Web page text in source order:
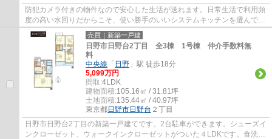
防犯カメラ付きの物件なので安心した生活が送れます。日常生活で利用頻
度の高い水回りだからこそ、使い勝手のいいシステムキッチンを選んでみ
ませんか。立川市についてお問い合わせい...
売買｜新築一戸建
日野市日野台2丁目 全3棟 1号棟 仲介手数料無
料
中央線 「 日野 」駅 徒歩18分
5,099万円
間取:4LDK
建物面積:105.16㎡ / 31.81坪
土地面積:135.44㎡ / 40.97坪
東京都日野市日野台 ２丁目
日野市日野台2丁目の新築一戸建てです。2台駐車ができます。シューズイ
ンクローゼット、ウォークインクローゼットがついた４LDKです。食洗機